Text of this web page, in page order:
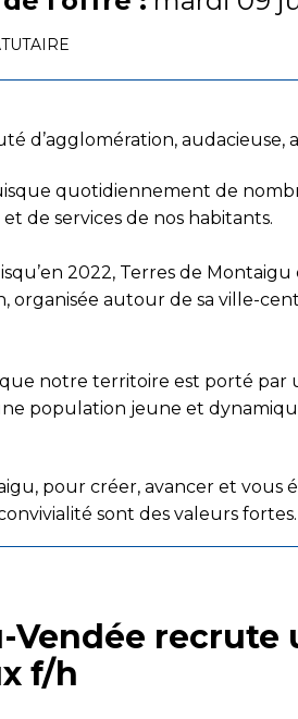
d’agglomération, audacieuse,
quotidiennement de
de services de nos habitants.
2022, Terres de
organisée autour de sa ville-
notre territoire est porté par
population jeune et
pour créer, avancer et vous
sont des valeurs fortes.
Vendée recrute
f/h